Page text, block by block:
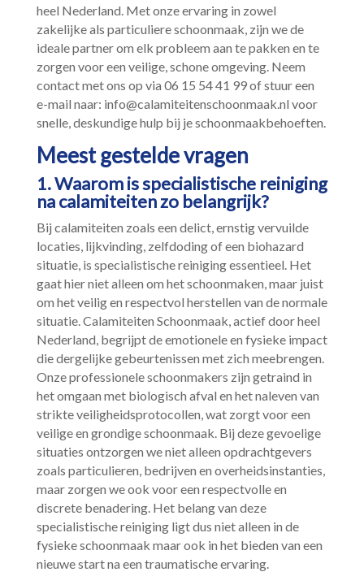
heel Nederland.​ Met onze ervaring in zowel
zakelijke als particuliere schoonmaak, zijn we de
ideale partner om elk probleem aan te pakken en te
zorgen voor een veilige, schone omgeving.​ Neem
contact met ons op via 06 15 54 41 99 of stuur een
e-mail naar: info@calamiteitenschoonmaak.​nl voor
snelle, deskundige hulp bij je schoonmaakbehoeften.​
Meest gestelde vragen
1.​ Waarom is specialistische reiniging
na calamiteiten zo belangrijk?
Bij calamiteiten zoals een delict, ernstig vervuilde
locaties, lijkvinding, zelfdoding of een biohazard
situatie, is specialistische reiniging essentieel.​ Het
gaat hier niet alleen om het schoonmaken, maar juist
om het veilig en respectvol herstellen van de normale
situatie.​ Calamiteiten Schoonmaak, actief door heel
Nederland, begrijpt de emotionele en fysieke impact
die dergelijke gebeurtenissen met zich meebrengen.​
Onze professionele schoonmakers zijn getraind in
het omgaan met biologisch afval en het naleven van
strikte veiligheidsprotocollen, wat zorgt voor een
veilige en grondige schoonmaak.​ Bij deze gevoelige
situaties ontzorgen we niet alleen opdrachtgevers
zoals particulieren, bedrijven en overheidsinstanties,
maar zorgen we ook voor een respectvolle en
discrete benadering.​ Het belang van deze
specialistische reiniging ligt dus niet alleen in de
fysieke schoonmaak maar ook in het bieden van een
nieuwe start na een traumatische ervaring.​